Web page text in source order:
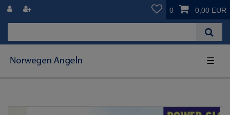
0 0,00 EUR
☰